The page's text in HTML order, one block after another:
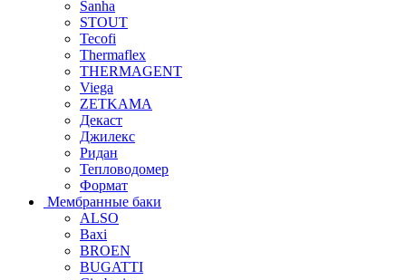
Sanha
STOUT
Tecofi
Thermaflex
THERMAGENT
Viega
ZETKAMA
Декаст
Джилекс
Ридан
Тепловодомер
Формат
Мембранные баки
ALSO
Baxi
BROEN
BUGATTI